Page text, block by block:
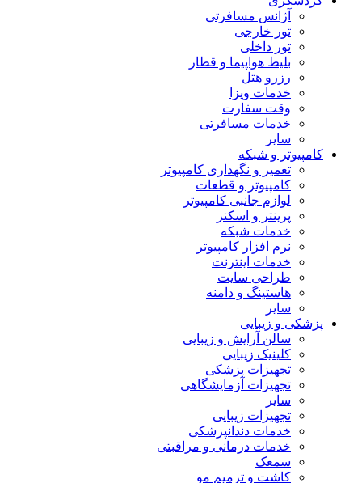
آژانس مسافرتی
تور خارجی
تور داخلی
بلیط هواپیما و قطار
رزرو هتل
خدمات ویزا
وقت سفارت
خدمات مسافرتی
سایر
کامپیوتر و شبکه
تعمیر و نگهداری کامپیوتر
کامپیوتر و قطعات
لوازم جانبی کامپیوتر
پرینتر و اسکنر
خدمات شبکه
نرم افزار کامپیوتر
خدمات اینترنت
طراحی سایت
هاستینگ و دامنه
سایر
پزشکی و زیبایی
سالن آرایش و زیبایی
کلینیک زیبایی
تجهیزات پزشکی
تجهیزات آزمایشگاهی
سایر
تجهیزات زیبایی
خدمات دندانپزشکی
خدمات درمانی و مراقبتی
سمعک
کاشت و ترمیم مو